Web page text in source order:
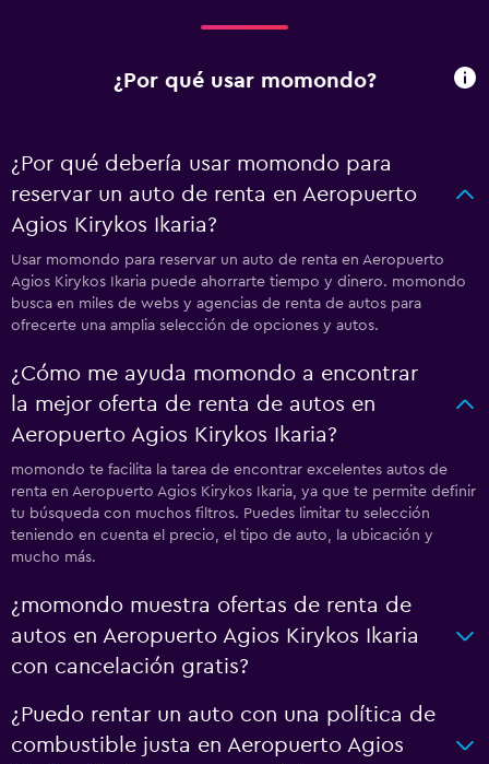
¿Por qué usar momondo?
¿Por qué debería usar momondo para
reservar un auto de renta en Aeropuerto
Agios Kirykos Ikaria?
Usar momondo para reservar un auto de renta en Aeropuerto
Agios Kirykos Ikaria puede ahorrarte tiempo y dinero. momondo
busca en miles de webs y agencias de renta de autos para
ofrecerte una amplia selección de opciones y autos.
¿Cómo me ayuda momondo a encontrar
la mejor oferta de renta de autos en
Aeropuerto Agios Kirykos Ikaria?
momondo te facilita la tarea de encontrar excelentes autos de
renta en Aeropuerto Agios Kirykos Ikaria, ya que te permite definir
tu búsqueda con muchos filtros. Puedes limitar tu selección
teniendo en cuenta el precio, el tipo de auto, la ubicación y
mucho más.
¿momondo muestra ofertas de renta de
autos en Aeropuerto Agios Kirykos Ikaria
con cancelación gratis?
¿Puedo rentar un auto con una política de
combustible justa en Aeropuerto Agios